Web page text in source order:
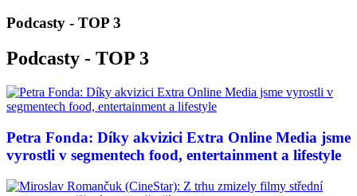
Podcasty - TOP 3
Podcasty - TOP 3
Petra Fonda: Díky akvizici Extra Online Media jsme
vyrostli v segmentech food, entertainment a lifestyle